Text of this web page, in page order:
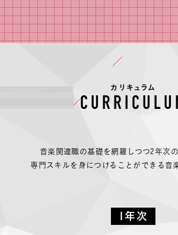
カリキュラム
音楽関連職の基礎を網羅しつつ2年次
専門スキルを身につけることができる音
1年次